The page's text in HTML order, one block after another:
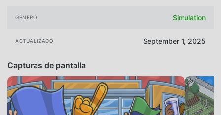
GÉNERO Simulation
ACTUALIZADO September 1, 2025
Capturas de pantalla